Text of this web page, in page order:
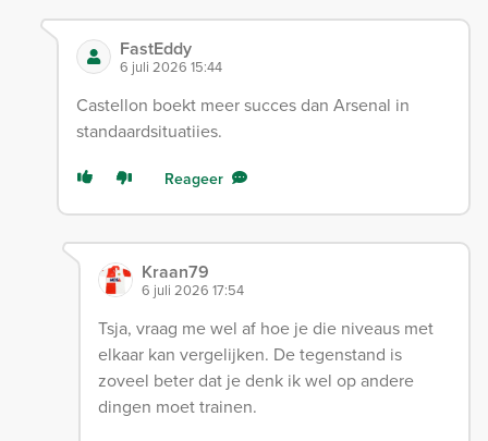
FastEddy
6 juli 2026 15:44
Castellon boekt meer succes dan Arsenal in
standaardsituatiies.
Reageer
Kraan79
6 juli 2026 17:54
Tsja, vraag me wel af hoe je die niveaus met
elkaar kan vergelijken. De tegenstand is
zoveel beter dat je denk ik wel op andere
dingen moet trainen.